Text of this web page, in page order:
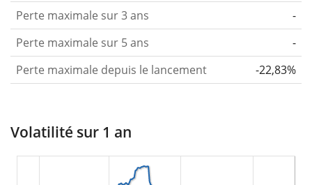
Perte maximale sur 3 ans
-
Perte maximale sur 5 ans
-
Perte maximale depuis le lancement
-22,83%
Volatilité sur 1 an